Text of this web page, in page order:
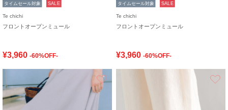
タイムセール対象 SALE
Te chichi
フロントオープンミュール
¥3,960 -60%OFF-
タイムセール対象 SALE
Te chichi
フロントオープンミュール
¥3,960 -60%OFF-